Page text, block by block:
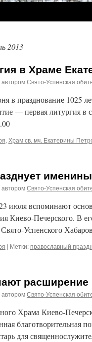
2013
в Храме
авторомСвято-Успенская
в празднование 1025
— первая литургия в
, Храм св. мч. Екатерины
именины
авторомСвято-Успенская
июля вспоминают
Киево-Печерского. В
Успенского
| Метки:православный
авторомСвято-Успенская
Храма Киево-
благотворительная
для